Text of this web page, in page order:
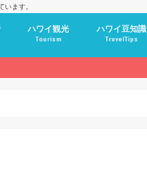
ます。
ハワイ観光
Tourism
ハワイ豆知識
TravelTips